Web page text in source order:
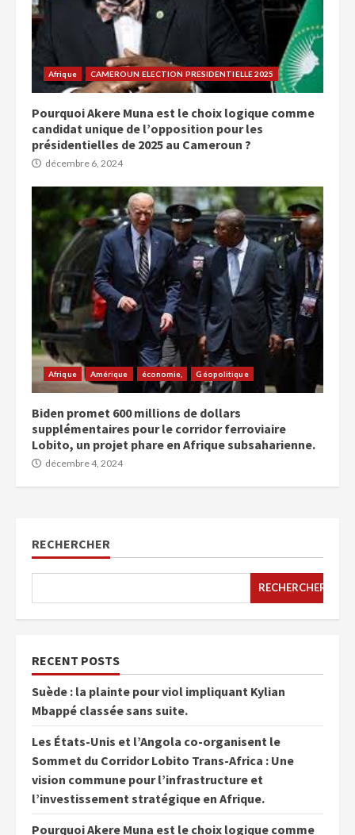
Afrique CAMEROUN ELECTION PRESIDENTIELLE 2025
Pourquoi Akere Muna est le choix logique comme
candidat unique de l’opposition pour les
présidentielles de 2025 au Cameroun ?
décembre 6, 2024
Afrique Amérique économie, Géopolitique
Biden promet 600 millions de dollars
supplémentaires pour le corridor ferroviaire
Lobito, un projet phare en Afrique subsaharienne.
décembre 4, 2024
RECHERCHER
RECHERCHER
RECENT POSTS
Suède : la plainte pour viol impliquant Kylian
Mbappé classée sans suite.
Les États-Unis et l’Angola co-organisent le
Sommet du Corridor Lobito Trans-Africa : Une
vision commune pour l’infrastructure et
l’investissement stratégique en Afrique.
Pourquoi Akere Muna est le choix logique comme